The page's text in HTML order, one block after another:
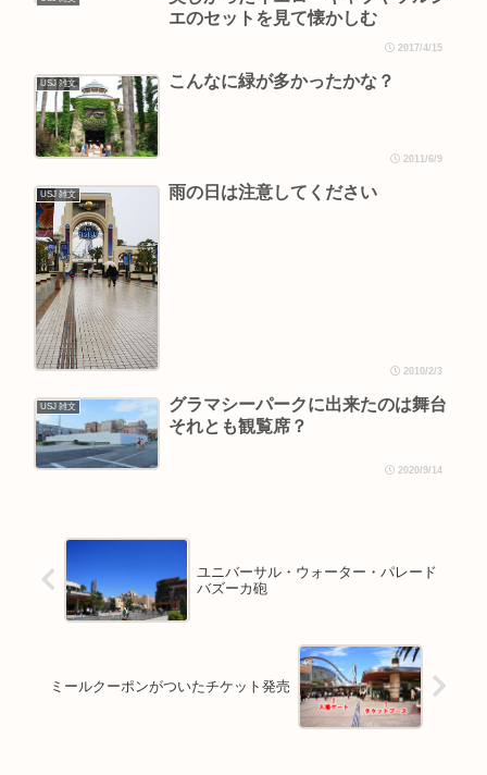
エのセットを見て懐かしむ
2017/4/15
USJ 雑文 こんなに緑が多かったかな？
2011/6/9
USJ 雑文 雨の日は注意してください
2010/2/3
USJ 雑文
グラマシーパークに出来たのは舞台
それとも観覧席？
2020/9/14
ユニバーサル・ウォーター・パレード
バズーカ砲
ミールクーポンがついたチケット発売